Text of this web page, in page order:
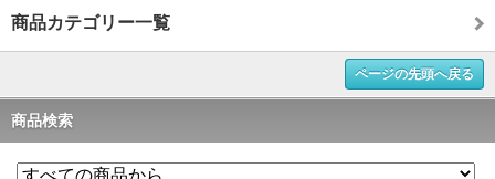
商品カテゴリー一覧
ページの先頭へ戻る
商品検索